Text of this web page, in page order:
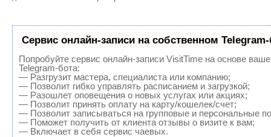
Сервис онлайн-записи на собственном Telegram-
Попробуйте сервис онлайн-записи VisitTime на основе
Telegram-бота:
— Разгрузит мастера, специалиста или компанию;
— Позволит гибко управлять расписанием и загрузкой;
— Разошлет оповещения о новых услугах или акциях;
— Позволит принять оплату на карту/кошелек/счет;
— Позволит записываться на групповые и персональные
— Поможет получить от клиента отзывы о визите к вам;
— Включает в себя сервис чаевых.